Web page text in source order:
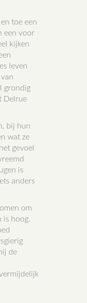
toe een
een voor
kijken
leven
grondig
Delrue
bij hun
wat ze
gevoel
is
anders
om
is hoog.
de